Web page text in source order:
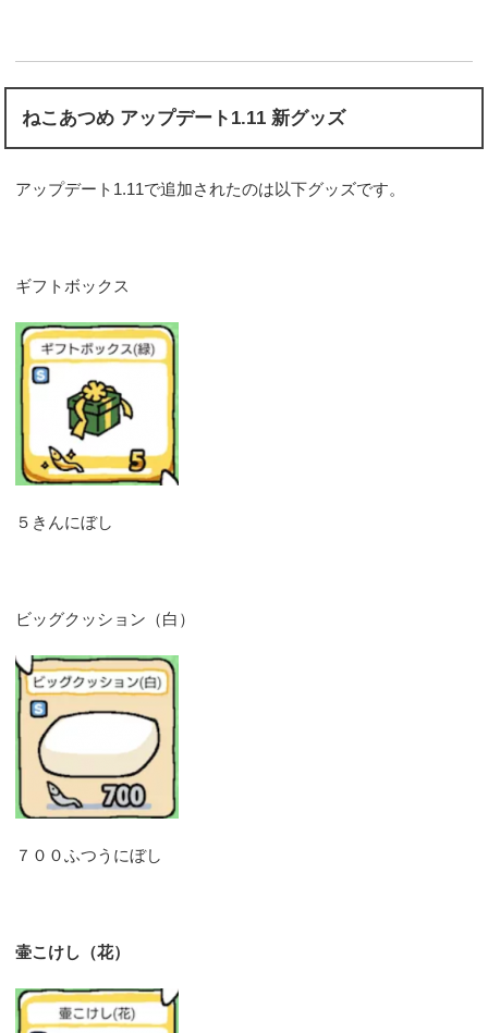
ねこあつめ アップデート1.11 新グッズ
アップデート1.11で追加されたのは以下グッズです。
ギフトボックス
５きんにぼし
ビッグクッション（白）
７００ふつうにぼし
壷こけし（花）